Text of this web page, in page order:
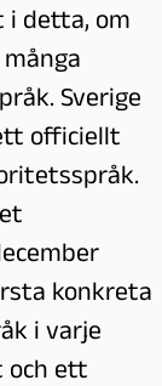
i detta, om
Sverige
officiellt
konkreta
i varje
och ett